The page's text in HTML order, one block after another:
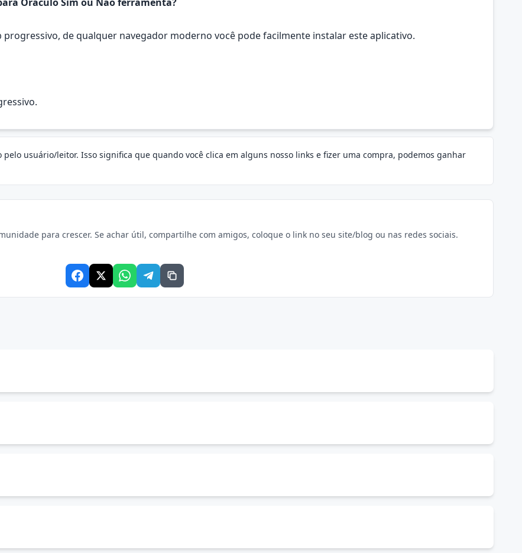
de qualquer navegador moderno você pode facilmente instalar este aplicativo.
pelo usuário/leitor. Isso significa que quando você clica em alguns nosso links e fizer uma compra, podemos ganhar
para crescer. Se achar útil, compartilhe com amigos, coloque o link no seu site/blog ou nas redes sociais.